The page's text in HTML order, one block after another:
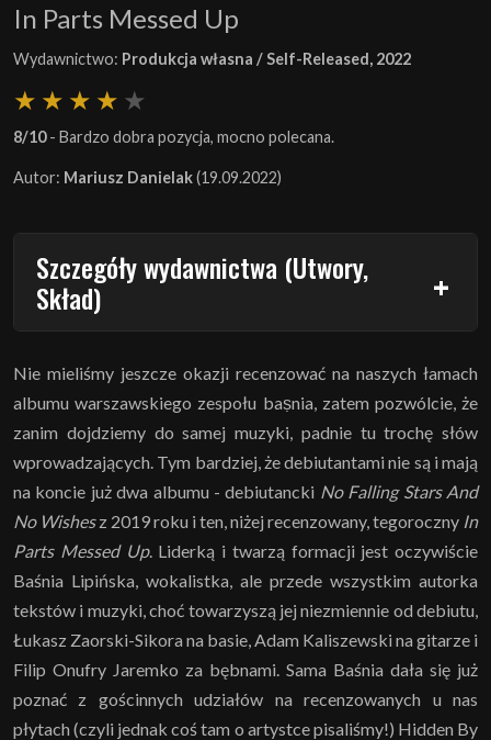
In Parts Messed Up
Wydawnictwo: Produkcja własna / Self-Released, 2022
8/10- Bardzo dobra pozycja, mocno polecana.
Autor: Mariusz Danielak(19.09.2022)
Szczegóły wydawnictwa (Utwory,
Skład)
Nie mieliśmy jeszcze okazji recenzować na naszych łamach
albumu warszawskiego zespołu baṣnia, zatem pozwólcie, że
zanim dojdziemy do samej muzyki, padnie tu trochę słów
wprowadzających. Tym bardziej, że debiutantami nie są i mają
na koncie już dwa albumu - debiutancki No Falling Stars And
No Wishesz 2019 roku i ten, niżej recenzowany, tegoroczny In
Parts Messed Up. Liderką i twarzą formacji jest oczywiście
Baśnia Lipińska, wokalistka, ale przede wszystkim autorka
tekstów i muzyki, choć towarzyszą jej niezmiennie od debiutu,
Łukasz Zaorski-Sikora na basie, Adam Kaliszewski na gitarze i
Filip Onufry Jaremko za bębnami. Sama Baśnia dała się już
poznać z gościnnych udziałów na recenzowanych u nas
płytach (czyli jednak coś tam o artystce pisaliśmy!) Hidden By